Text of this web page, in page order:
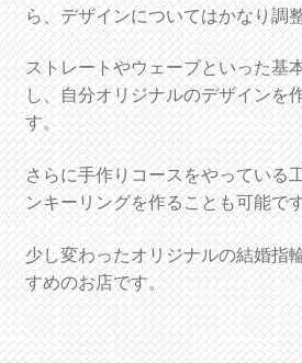
ら、デザインについてはかなり調
ストレートやウェーブといった基
し、自分オリジナルのデザインを
す。
さらに手作りコースをやっている
ンキーリングを作ることも可能で
少し変わったオリジナルの結婚指
すめのお店です。